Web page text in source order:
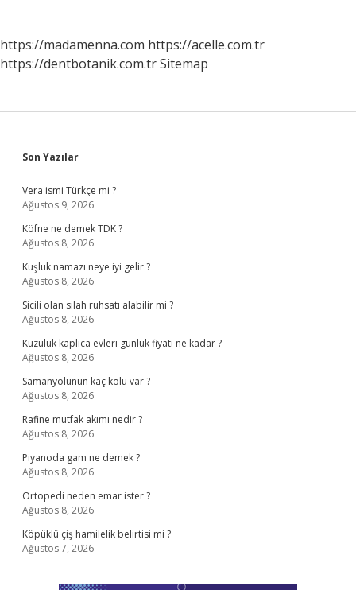
?
https://madamenna.com https://acelle.com.tr
https://dentbotanik.com.trSitemap
Sidebar
Son Yazılar
Vera ismi Türkçe mi ?
Ağustos 9, 2026
Köfne ne demek TDK ?
Ağustos 8, 2026
Kuşluk namazı neye iyi gelir ?
Ağustos 8, 2026
Sicili olan silah ruhsatı alabilir mi ?
Ağustos 8, 2026
Kuzuluk kaplıca evleri günlük fiyatı ne kadar ?
Ağustos 8, 2026
Samanyolunun kaç kolu var ?
Ağustos 8, 2026
Rafine mutfak akımı nedir ?
Ağustos 8, 2026
Piyanoda gam ne demek ?
Ağustos 8, 2026
Ortopedi neden emar ister ?
Ağustos 8, 2026
Köpüklü çiş hamilelik belirtisi mi ?
Ağustos 7, 2026